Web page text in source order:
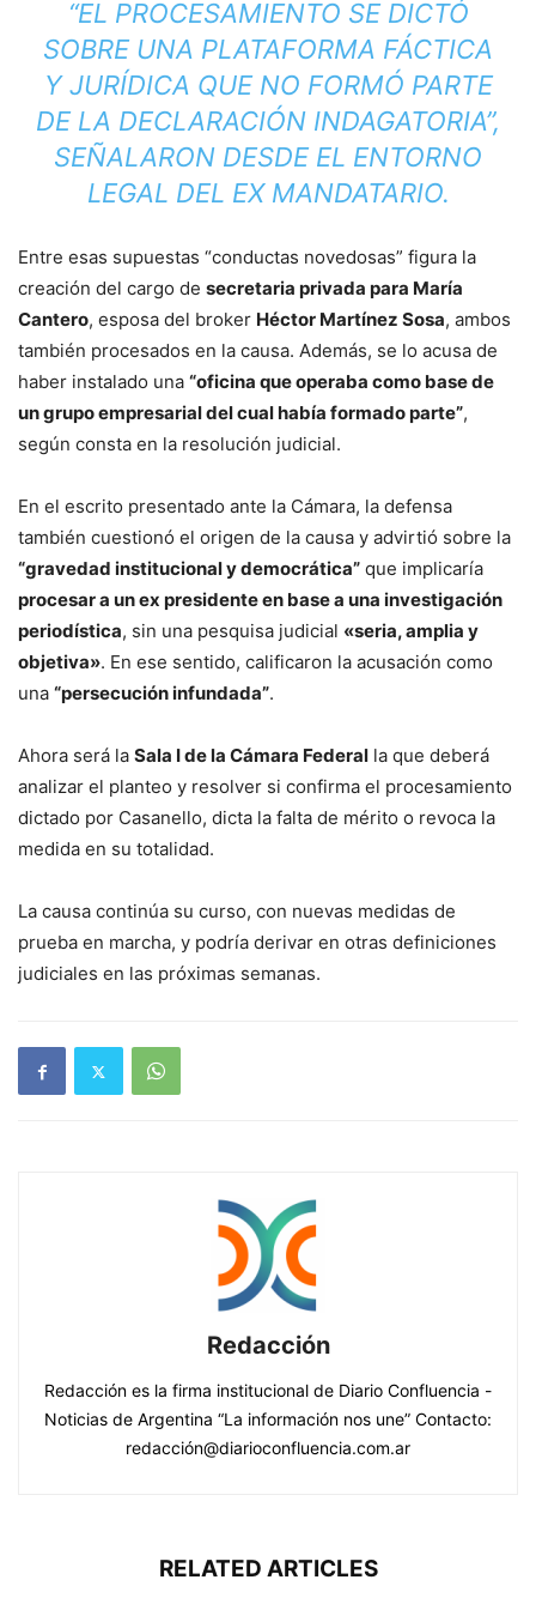
“EL PROCESAMIENTO SE DICTÓ
SOBRE UNA PLATAFORMA FÁCTICA
Y JURÍDICA QUE NO FORMÓ PARTE
DE LA DECLARACIÓN INDAGATORIA”,
SEÑALARON DESDE EL ENTORNO
LEGAL DEL EX MANDATARIO.
Entre esas supuestas “conductas novedosas” figura la
creación del cargo de secretaria privada para María
Cantero, esposa del broker Héctor Martínez Sosa, ambos
también procesados en la causa. Además, se lo acusa de
haber instalado una “oficina que operaba como base de
un grupo empresarial del cual había formado parte”,
según consta en la resolución judicial.
En el escrito presentado ante la Cámara, la defensa
también cuestionó el origen de la causa y advirtió sobre la
“gravedad institucional y democrática” que implicaría
procesar a un ex presidente en base a una investigación
periodística, sin una pesquisa judicial «seria, amplia y
objetiva». En ese sentido, calificaron la acusación como
una “persecución infundada”.
Ahora será la Sala I de la Cámara Federal la que deberá
analizar el planteo y resolver si confirma el procesamiento
dictado por Casanello, dicta la falta de mérito o revoca la
medida en su totalidad.
La causa continúa su curso, con nuevas medidas de
prueba en marcha, y podría derivar en otras definiciones
judiciales en las próximas semanas.
Redacción
Redacción es la firma institucional de Diario Confluencia -
Noticias de Argentina “La información nos une” Contacto:
redacción@diarioconfluencia.com.ar
RELATED ARTICLES